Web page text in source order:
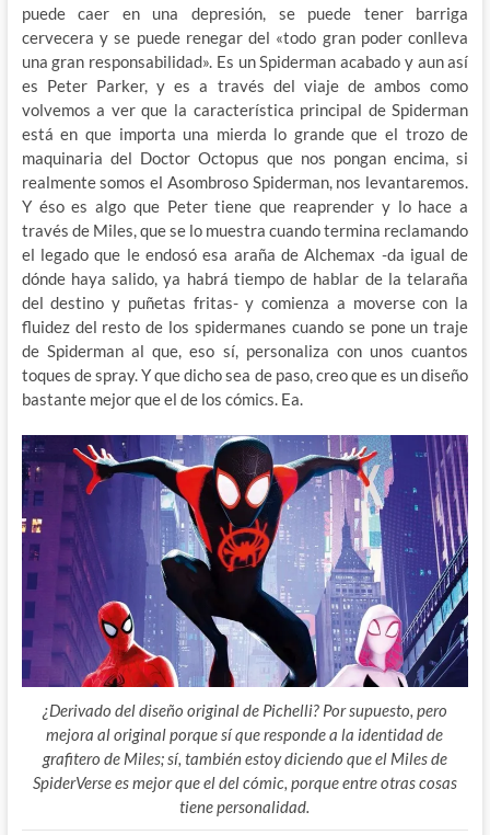
puede caer en una depresión, se puede tener barriga
cervecera y se puede renegar del «todo gran poder conlleva
una gran responsabilidad». Es un Spiderman acabado y aun así
es Peter Parker, y es a través del viaje de ambos como
volvemos a ver que la característica principal de Spiderman
está en que importa una mierda lo grande que el trozo de
maquinaria del Doctor Octopus que nos pongan encima, si
realmente somos el Asombroso Spiderman, nos levantaremos.
Y éso es algo que Peter tiene que reaprender y lo hace a
través de Miles, que se lo muestra cuando termina reclamando
el legado que le endosó esa araña de Alchemax -da igual de
dónde haya salido, ya habrá tiempo de hablar de la telaraña
del destino y puñetas fritas- y comienza a moverse con la
fluidez del resto de los spidermanes cuando se pone un traje
de Spiderman al que, eso sí, personaliza con unos cuantos
toques de spray. Y que dicho sea de paso, creo que es un diseño
bastante mejor que el de los cómics. Ea.
¿Derivado del diseño original de Pichelli? Por supuesto, pero
mejora al original porque sí que responde a la identidad de
grafitero de Miles; sí, también estoy diciendo que el Miles de
SpiderVerse es mejor que el del cómic, porque entre otras cosas
tiene personalidad.